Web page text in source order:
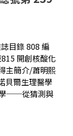
目錄 808 編
開創核酸化
主簡介/蕭明熙
貝爾生理醫學
學──從猜測與